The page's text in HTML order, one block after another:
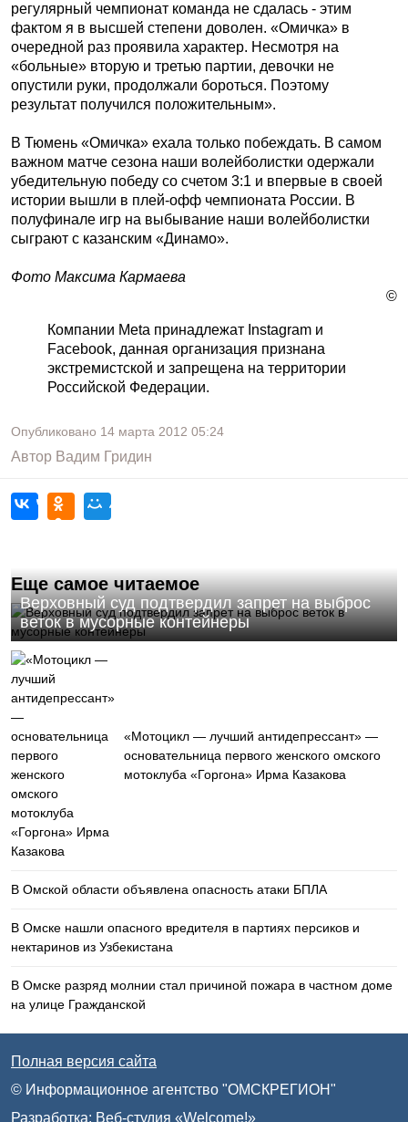
регулярный чемпионат команда не сдалась - этим
фактом я в высшей степени доволен. «Омичка» в
очередной раз проявила характер. Несмотря на
«больные» вторую и третью партии, девочки не
опустили руки, продолжали бороться. Поэтому
результат получился положительным».
В Тюмень «Омичка» ехала только побеждать. В самом
важном матче сезона наши волейболистки одержали
убедительную победу со счетом 3:1 и впервые в своей
истории вышли в плей-офф чемпионата России. В
полуфинале игр на выбывание наши волейболистки
сыграют с казанским «Динамо».
Фото Максима Кармаева
©
Компании Meta принадлежат Instagram и
Facebook, данная организация признана
экстремистской и запрещена на территории
Российской Федерации.
Опубликовано 14 марта 2012 05:24
Автор Вадим Гридин
Еще самое читаемое
Верховный суд подтвердил запрет на выброс
веток в мусорные контейнеры
«Мотоцикл — лучший антидепрессант» —
основательница первого женского омского
мотоклуба «Горгона» Ирма Казакова
В Омской области объявлена опасность атаки БПЛА
В Омске нашли опасного вредителя в партиях персиков и
нектаринов из Узбекистана
В Омске разряд молнии стал причиной пожара в частном доме
на улице Гражданской
Полная версия сайта
© Информационное агентство "ОМСКРЕГИОН"
Разработка: Веб-студия «Welcome!»